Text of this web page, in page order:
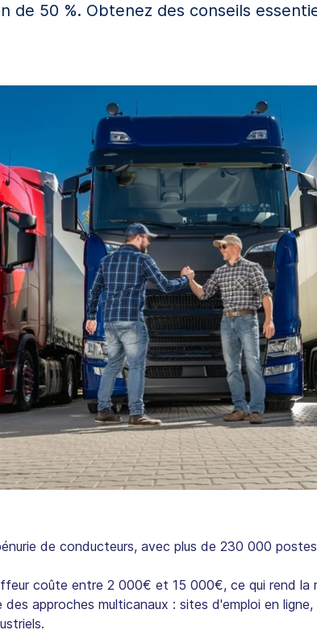
de 50 %. Obtenez des conseils
de conducteurs, avec plus de 230 000
coûte entre 2 000€ et 15 000€, ce qui rend la
approches multicanaux : sites d'emploi en